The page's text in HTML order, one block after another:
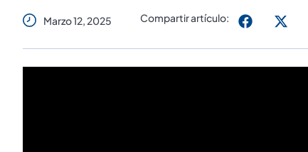
Marzo 12, 2025 Compartir artículo: